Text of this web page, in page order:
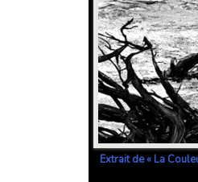
Extrait de « La